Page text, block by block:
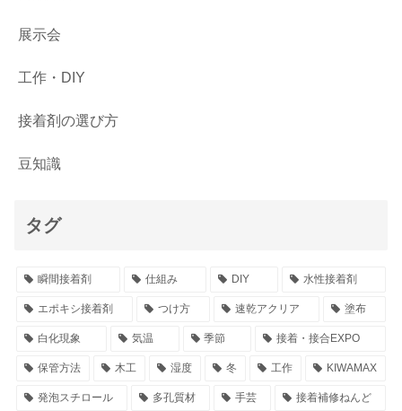
展示会
工作・DIY
接着剤の選び方
豆知識
タグ
瞬間接着剤 仕組み DIY 水性接着剤
エポキシ接着剤 つけ方 速乾アクリア 塗布
白化現象 気温 季節 接着・接合EXPO
保管方法 木工 湿度 冬 工作 KIWAMAX
発泡スチロール 多孔質材 手芸 接着補修ねんど